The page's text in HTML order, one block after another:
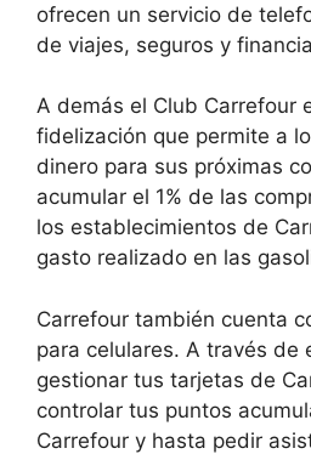
ofrecen un servicio de
de viajes, seguros y
A demás el Club Carrefour
fidelización que permite a
dinero para sus próximas
acumular el 1% de las
los establecimientos de
gasto realizado en las
Carrefour también cuenta
para celulares. A través de
gestionar tus tarjetas de
controlar tus puntos
Carrefour y hasta pedir